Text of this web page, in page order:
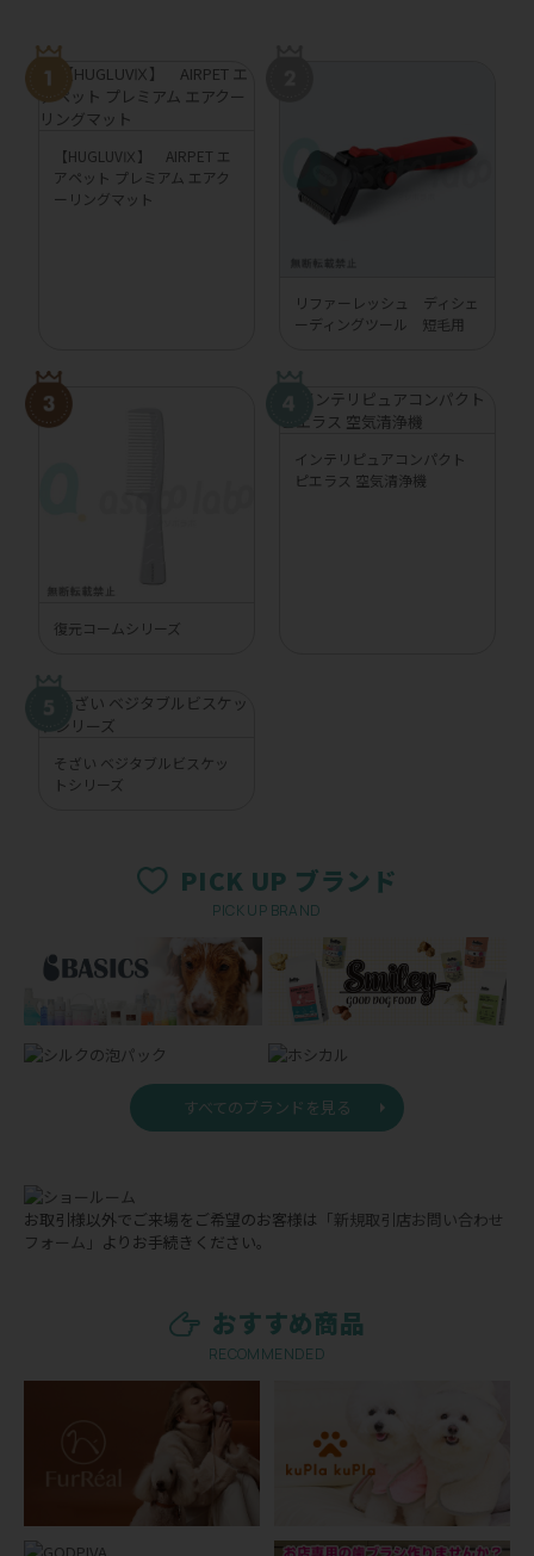
【HUGLUVⅨ】 AIRPET エ
アペット プレミアム エアク
ーリングマット
リファーレッシュ ディシェ
ーディングツール 短毛用
復元コームシリーズ
インテリピュアコンパクト
ピエラス 空気清浄機
そざい ベジタブルビスケッ
トシリーズ
PICK UP ブランド
PICK UP BRAND
すべてのブランドを見る
お取引様以外でご来場をご希望のお客様は 「新規取引店お問い合わせ
フォーム」 よりお手続きください。
おすすめ商品
RECOMMENDED